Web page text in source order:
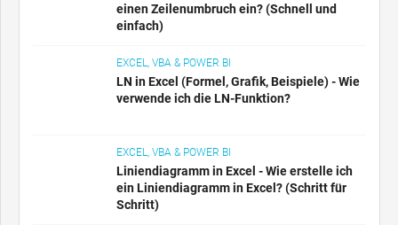
einen Zeilenumbruch ein? (Schnell und
einfach)
EXCEL, VBA & POWER BI
LN in Excel (Formel, Grafik, Beispiele) - Wie
verwende ich die LN-Funktion?
EXCEL, VBA & POWER BI
Liniendiagramm in Excel - Wie erstelle ich
ein Liniendiagramm in Excel? (Schritt für
Schritt)